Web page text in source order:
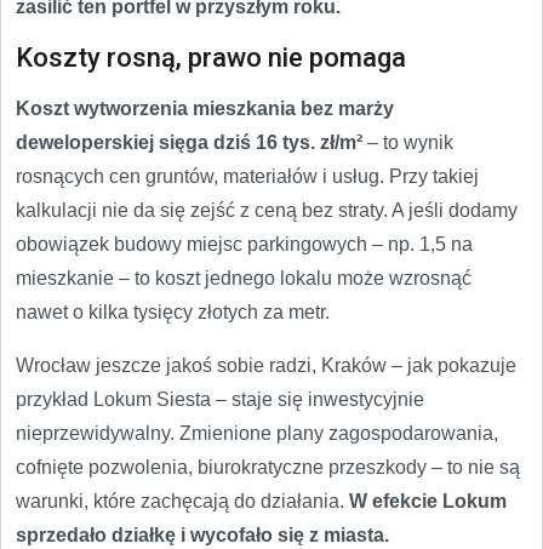
zasilić ten portfel w przyszłym roku.
Koszty rosną, prawo nie pomaga
Koszt wytworzenia mieszkania bez marży
deweloperskiej sięga dziś 16 tys. zł/m² – to wynik
rosnących cen gruntów, materiałów i usług. Przy takiej
kalkulacji nie da się zejść z ceną bez straty. A jeśli dodamy
obowiązek budowy miejsc parkingowych – np. 1,5 na
mieszkanie – to koszt jednego lokalu może wzrosnąć
nawet o kilka tysięcy złotych za metr.
Wrocław jeszcze jakoś sobie radzi, Kraków – jak pokazuje
przykład Lokum Siesta – staje się inwestycyjnie
nieprzewidywalny. Zmienione plany zagospodarowania,
cofnięte pozwolenia, biurokratyczne przeszkody – to nie są
warunki, które zachęcają do działania. W efekcie Lokum
sprzedało działkę i wycofało się z miasta.